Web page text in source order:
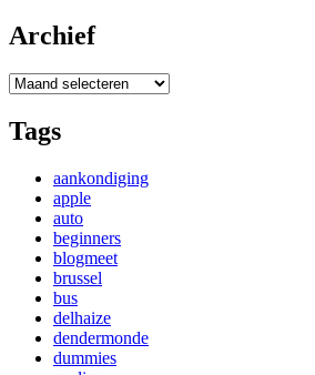
Archief
Archief
Tags
aankondiging
apple
auto
beginners
blogmeet
brussel
bus
delhaize
dendermonde
dummies